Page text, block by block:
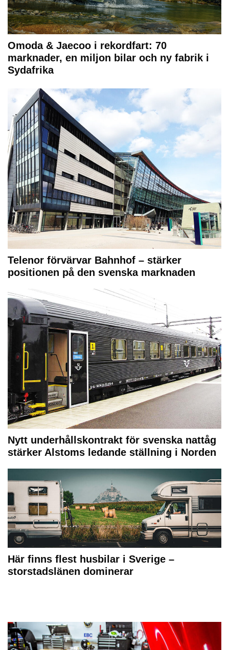
Omoda & Jaecoo i rekordfart: 70
marknader, en miljon bilar och ny fabrik i
Sydafrika
Telenor förvärvar Bahnhof – stärker
positionen på den svenska marknaden
Nytt underhållskontrakt för svenska nattåg
stärker Alstoms ledande ställning i Norden
Här finns flest husbilar i Sverige –
storstadslänen dominerar